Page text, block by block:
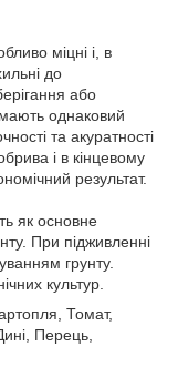
міцні і, в
до
або
мають однаковий
та акуратності
і в кінцевому
результат.
як основне
При підживленні
грунту.
культур.
Томат,
Перець,